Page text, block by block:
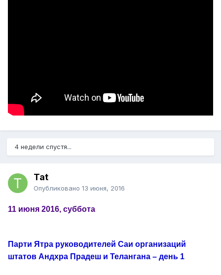
4 недели спустя...
Tat
Опубликовано 13 июня, 2016
11 июня 2016, суббота
Парти Ятра руководителей Саи организаций
штатов Андхра Прадеш и Телангана – день 1